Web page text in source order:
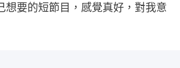
想要的短節目，感覺真好，對我意